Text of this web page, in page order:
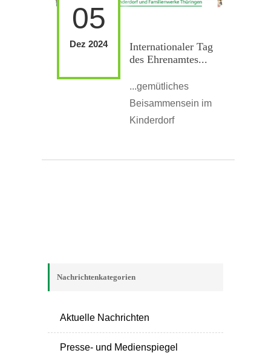
05
Dez 2024
Internationaler Tag
des Ehrenamtes...
...gemütliches
Beisammensein im
Kinderdorf
Nachrichtenkategorien
Aktuelle Nachrichten
Presse- und Medienspiegel